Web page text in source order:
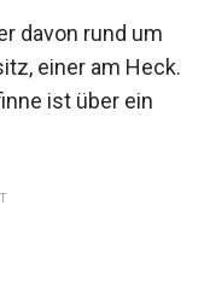
davon rund um
einer am Heck.
ist über ein